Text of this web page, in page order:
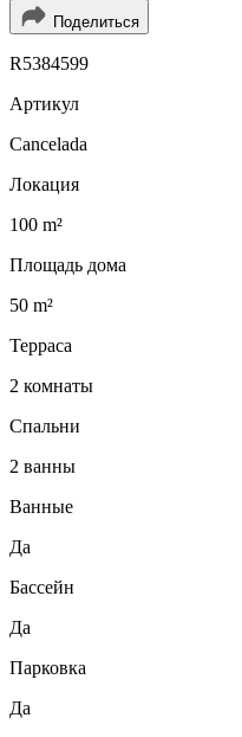
Поделиться
R5384599
Артикул
Cancelada
Локация
100 m²
Площадь дома
50 m²
Терраса
2 комнаты
Спальни
2 ванны
Ванные
Да
Бассейн
Да
Парковка
Да